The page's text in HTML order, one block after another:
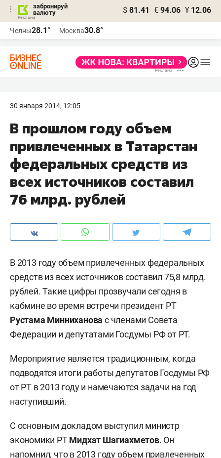
забронируй
валюту
$ 81.41 € 94.06 ¥ 12.06
Челны28.1° Москва30.8°
30 января 2014, 12:05
В прошлом году объем
привлеченных в Татарстан
федеральных средств из
всех источников составил
76 млрд. рублей
В 2013 году объем привлеченных федеральных
средств из всех источников составил 75,8 млрд.
рублей. Такие цифры прозвучали сегодня в
кабмине во время встречи президент РТ
Рустама Минниханова с членами Совета
Федерации и депутатами Госдумы РФ от РТ.
Мероприятие является традиционным, когда
подводятся итоги работы депутатов Госдумы РФ
от РТ в 2013 году и намечаются задачи на год
наступивший.
С основным докладом выступил министр
экономики РТМидхат Шагиахметов. Он
напомнил, что в 2013 году объем привлеченных